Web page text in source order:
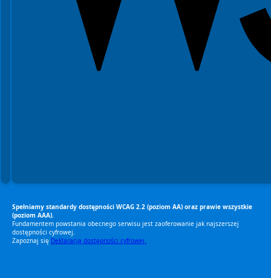
Spełniamy standardy dostępności WCAG 2.2 (poziom AA) oraz prawie wszystkie
(poziom AAA).
Fundamentem powstania obecnego serwisu jest zaoferowanie jak najszerszej
dostępności cyfrowej.
Zapoznaj się Deklaracją dostępności cyfrowej.